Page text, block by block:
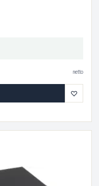
netto
♡